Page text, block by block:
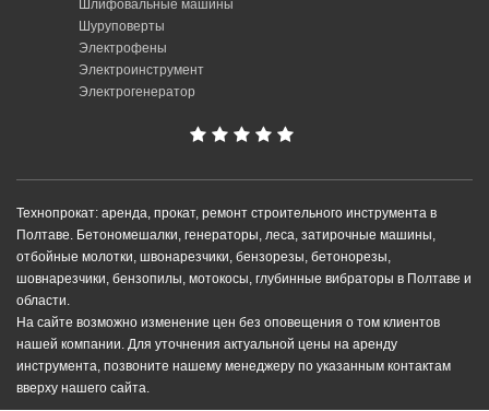
Шлифовальные машины
Шуруповерты
Электрофены
Электроинструмент
Электрогенератор
Технопрокат: аренда, прокат, ремонт строительного инструмента в
Полтаве. Бетономешалки, генераторы, леса, затирочные машины,
отбойные молотки, швонарезчики, бензорезы, бетонорезы,
шовнарезчики, бензопилы, мотокосы, глубинные вибраторы в Полтаве и
области.
На сайте возможно изменение цен без оповещения о том клиентов
нашей компании. Для уточнения актуальной цены на аренду
инструмента, позвоните нашему менеджеру по указанным контактам
вверху нашего сайта.